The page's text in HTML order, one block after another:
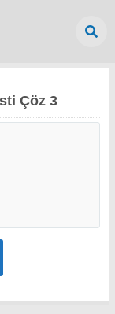
Çöz 3